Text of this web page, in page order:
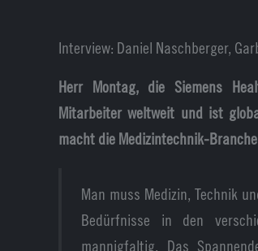
Interview: Daniel Naschberger,
Herr Montag, die Siemens
Mitarbeiter weltweit und ist
macht die Medizintechnik-
Man muss Medizin, Technik
Bedürfnisse in den
mannigfaltig. Das